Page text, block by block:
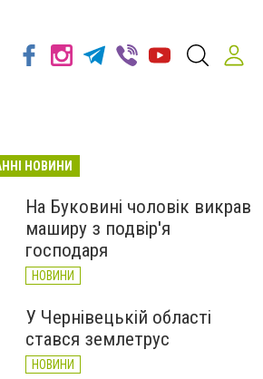
НОВИНИ
На Буковині чоловік викрав
маширу з подвір'я
господаря
НОВИНИ
У Чернівецькій області
стався землетрус
НОВИНИ